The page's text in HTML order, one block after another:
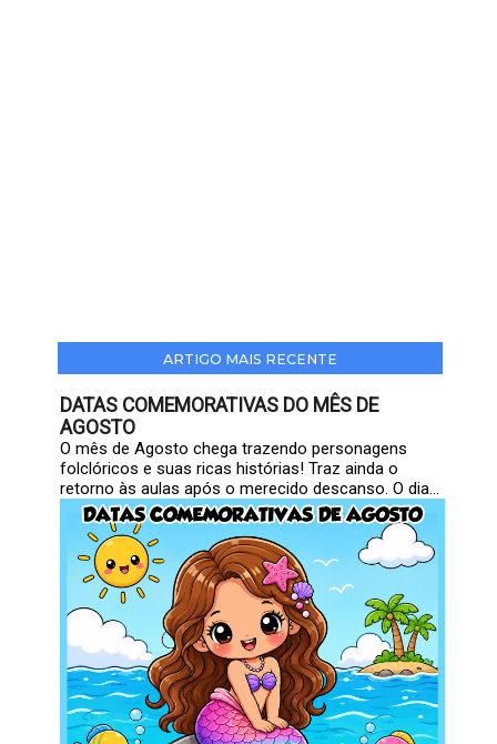
ARTIGO MAIS RECENTE
DATAS COMEMORATIVAS DO MÊS DE
AGOSTO
O mês de Agosto chega trazendo personagens
folclóricos e suas ricas histórias! Traz ainda o
retorno às aulas após o merecido descanso. O dia...